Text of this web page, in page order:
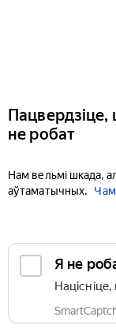
Пацвердзіце,
не робат
Нам вельмі шкада,
аўтаматычных.
Я не